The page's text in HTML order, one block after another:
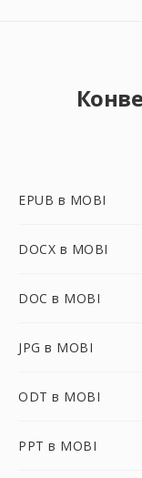
EPUB в MOBI
DOCX в MOBI
DOC в MOBI
JPG в MOBI
ODT в MOBI
PPT в MOBI